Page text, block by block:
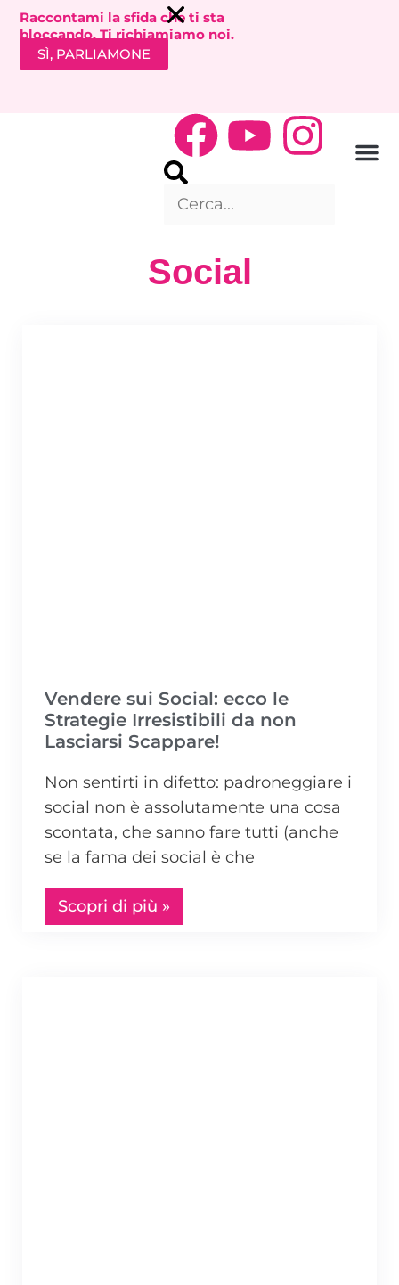
Raccontami la sfida che ti sta
bloccando. Ti richiamiamo noi.
SÌ, PARLIAMONE
Social
Vendere sui Social: ecco le
Strategie Irresistibili da non
Lasciarsi Scappare!
Non sentirti in difetto: padroneggiare i
social non è assolutamente una cosa
scontata, che sanno fare tutti (anche
se la fama dei social è che
Scopri di più »